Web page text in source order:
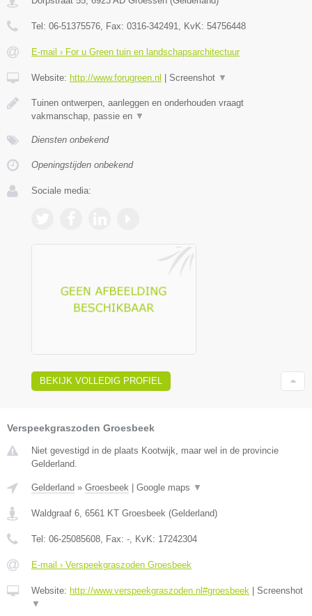
Tel: 06-51375576, Fax: 0316-342491, KvK: 54756448
E-mail › For u Green tuin en landschapsarchitectuur
Website: http://www.forugreen.nl Screenshot ▼
Tuinen ontwerpen, aanleggen en onderhouden vraagt
vakmanschap, passie en ▼
Diensten onbekend
Openingstijden onbekend
Sociale media:
BEKIJK VOLLEDIG PROFIEL
Verspeekgraszoden Groesbeek
Niet gevestigd in de plaats Kootwijk, maar wel in de provincie
Gelderland.
Gelderland » Groesbeek Google maps ▼
Waldgraaf 6 6561 KT Groesbeek (Gelderland)
Tel: 06-25085608 , Fax: - , KvK: 17242304
E-mail › Verspeekgraszoden Groesbeek
Website: http://www.verspeekgraszoden.nl#groesbeek
Screenshot
▼